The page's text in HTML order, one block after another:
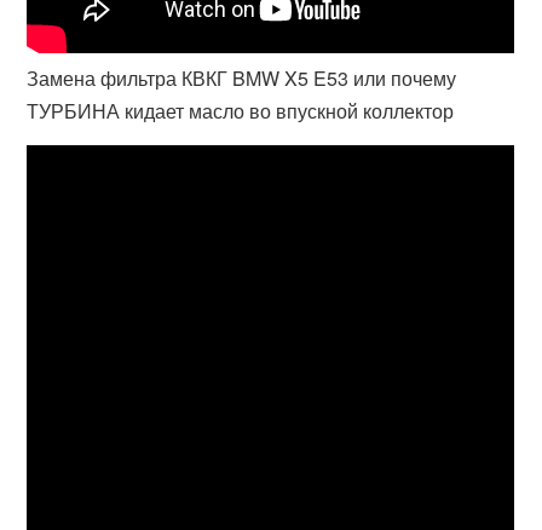
Замена фильтра КВКГ BMW X5 E53 или почему
ТУРБИНА кидает масло во впускной коллектор